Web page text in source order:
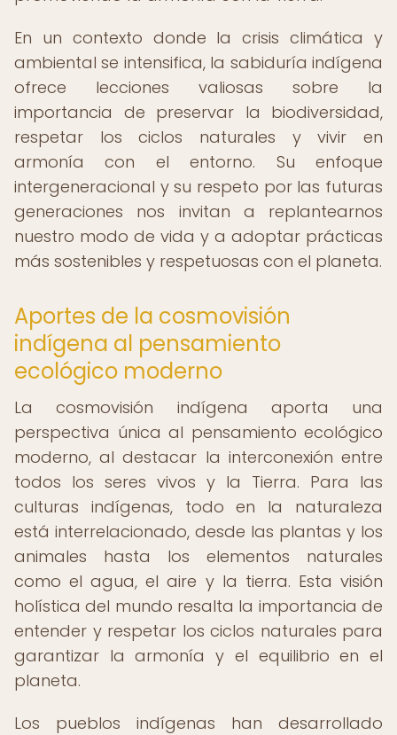
En un contexto donde la crisis climática y
ambiental se intensifica, la sabiduría indígena
ofrece lecciones valiosas sobre la
importancia de preservar la biodiversidad,
respetar los ciclos naturales y vivir en
armonía con el entorno. Su enfoque
intergeneracional y su respeto por las futuras
generaciones nos invitan a replantearnos
nuestro modo de vida y a adoptar prácticas
más sostenibles y respetuosas con el planeta.
Aportes de la cosmovisión
indígena al pensamiento
ecológico moderno
La cosmovisión indígena aporta una
perspectiva única al pensamiento ecológico
moderno, al destacar la interconexión entre
todos los seres vivos y la Tierra. Para las
culturas indígenas, todo en la naturaleza
está interrelacionado, desde las plantas y los
animales hasta los elementos naturales
como el agua, el aire y la tierra. Esta visión
holística del mundo resalta la importancia de
entender y respetar los ciclos naturales para
garantizar la armonía y el equilibrio en el
planeta.
Los pueblos indígenas han desarrollado